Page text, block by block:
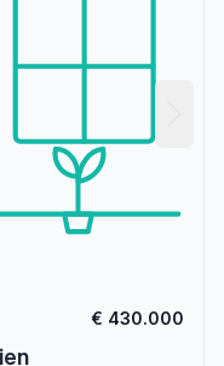
€ 430.000